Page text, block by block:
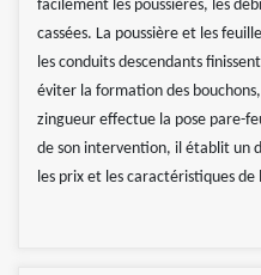
facilement les poussières, les
cassées. La poussière et les
les conduits descendants
éviter la formation des
zingueur effectue la pose pare-
de son intervention, il établit un
les prix et les caractéristiques de